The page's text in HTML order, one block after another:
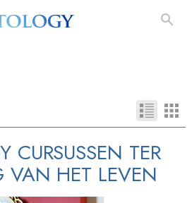
CURSUSSEN TER
VAN HET LEVEN